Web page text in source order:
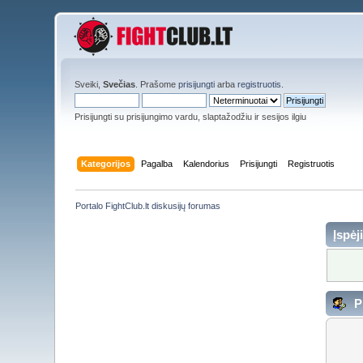
Sveiki,Svečias . Prašomeprisijungti arbaregistruotis
Prisijungti su prisijungimo vardu, slaptažodžiu ir sesijos ilgiu
Kategorijos Pagalba Kalendorius Prisijungti Registruotis
Portalo FightClub.lt diskusijų forumas